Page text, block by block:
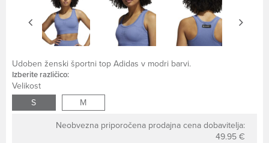
Udoben ženski športni top Adidas v modri barvi.
Izberite različico:
Velikost
S
M
Neobvezna priporočena prodajna cena dobavitelja:
49.95 €